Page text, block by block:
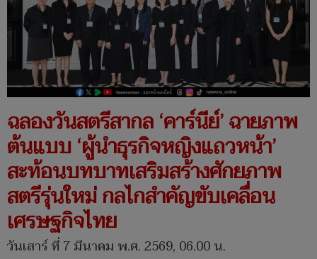
ฉลองวันสตรีสากล ‘คาร์นีย์’ ฉายภาพ
ต้นแบบ ‘ผู้นำธุรกิจหญิงแถวหน้า’
สะท้อนบทบาทเสริมสร้างศักยภาพ
สตรีรุ่นใหม่ กลไกสำคัญขับเคลื่อน
เศรษฐกิจไทย
วันเสาร์ ที่ 7 มีนาคม พ.ศ. 2569, 06.00 น.